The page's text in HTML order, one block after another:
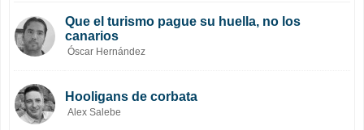
Que el turismo pague su huella, no los
canarios
Óscar Hernández
Hooligans de corbata
Alex Salebe